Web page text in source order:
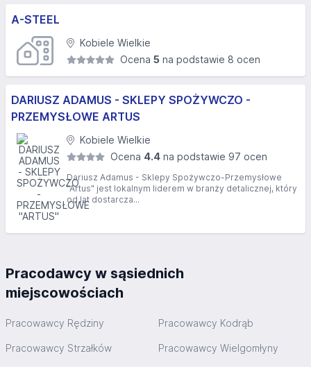
A-STEEL
Kobiele Wielkie
Ocena 5 na podstawie 8 ocen
DARIUSZ ADAMUS - SKLEPY SPOŻYWCZO -
PRZEMYSŁOWE ARTUS
Kobiele Wielkie
Ocena 4.4 na podstawie 97 ocen
Dariusz Adamus - Sklepy Spożywczo-Przemysłowe
"Artus" jest lokalnym liderem w branży detalicznej, który
od lat dostarcza...
Pracodawcy w sąsiednich
miejscowościach
Pracowawcy Rędziny Pracowawcy Kodrąb
Pracowawcy Strzałków Pracowawcy Wielgomłyny